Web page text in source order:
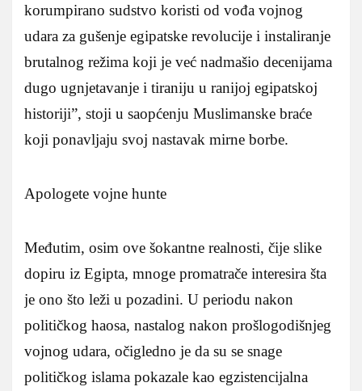
korumpirano sudstvo koristi od vođa vojnog
udara za gušenje egipatske revolucije i instaliranje
brutalnog režima koji je već nadmašio decenijama
dugo ugnjetavanje i tiraniju u ranijoj egipatskoj
historiji”, stoji u saopćenju Muslimanske braće
koji ponavljaju svoj nastavak mirne borbe.
Apologete vojne hunte
Međutim, osim ove šokantne realnosti, čije slike
dopiru iz Egipta, mnoge promatrače interesira šta
je ono što leži u pozadini. U periodu nakon
političkog haosa, nastalog nakon prošlogodišnjeg
vojnog udara, očigledno je da su se snage
političkog islama pokazale kao egzistencijalna